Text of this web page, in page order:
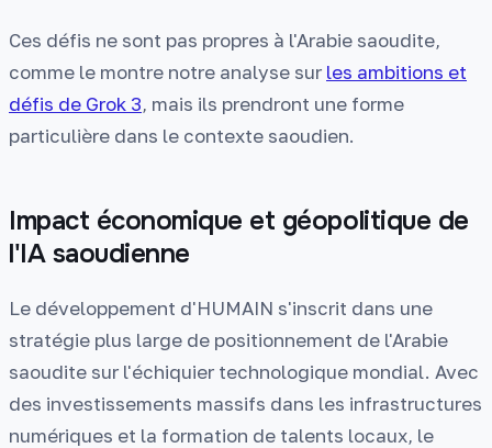
Ces défis ne sont pas propres à l'Arabie saoudite,
comme le montre notre analyse sur les ambitions et
défis de Grok 3, mais ils prendront une forme
particulière dans le contexte saoudien.
Impact économique et géopolitique de
l'IA saoudienne
Le développement d'HUMAIN s'inscrit dans une
stratégie plus large de positionnement de l'Arabie
saoudite sur l'échiquier technologique mondial. Avec
des investissements massifs dans les infrastructures
numériques et la formation de talents locaux, le